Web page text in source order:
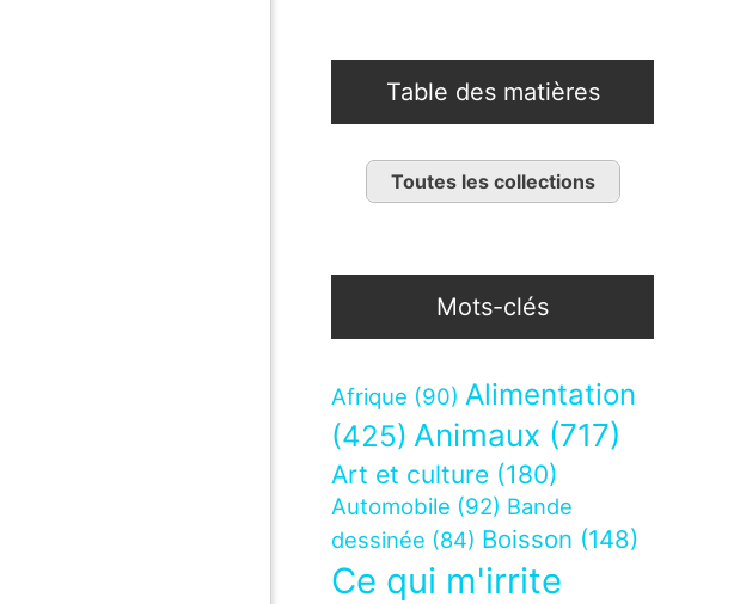
Table des matières
Toutes les collections
Mots-clés
Afrique (90) Alimentation
(425) Animaux (717)
Art et culture (180)
Automobile (92) Bande
dessinée (84) Boisson (148)
Ce qui m'irrite